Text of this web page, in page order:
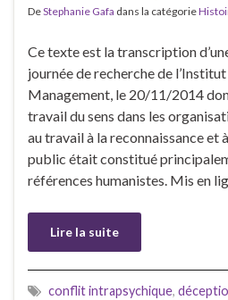
DeStephanie Gafa dans la catégorie
Ce texte est la transcription
journée de recherche de
Management, le 20/11/2014
travail du sens dans les
au travail à la reconnaissance et
public était constitué
références humanistes. Mis en
Lire la suite
conflit intrapsychique,